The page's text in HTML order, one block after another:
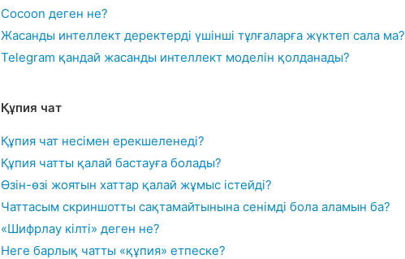
Cocoon деген не?
Жасанды интеллект деректерді үшінші тұлғаларға жүктеп сала ма?
Telegram қандай жасанды интеллект моделін қолданады?
Құпия чат
Құпия чат несімен ерекшеленеді?
Құпия чатты қалай бастауға болады?
Өзін-өзі жоятын хаттар қалай жұмыс істейді?
Чаттасым скриншотты сақтамайтынына сенімді бола аламын ба?
«Шифрлау кілті» деген не?
Неге барлық чатты «құпия» етпеске?